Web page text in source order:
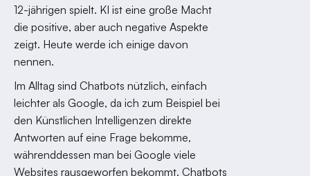
12-jährigen spielt. KI ist eine große Macht
die positive, aber auch negative Aspekte
zeigt. Heute werde ich einige davon
nennen.
Im Alltag sind Chatbots nützlich, einfach
leichter als Google, da ich zum Beispiel bei
den Künstlichen Intelligenzen direkte
Antworten auf eine Frage bekomme,
währenddessen man bei Google viele
Websites rausgeworfen bekommt. Chatbots